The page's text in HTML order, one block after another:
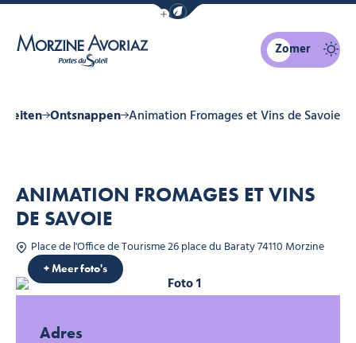
Navigatiebalk eco-modus
Zomer
Ontsnappen Animation Fromages et Vins de Savoie
ANIMATION FROMAGES ET VINS
DE SAVOIE
Place de l'Office de Tourisme 26 place du Baraty 74110 Morzine
Foto 1
+ Meer foto's
Foto 2
Foto 3Adres